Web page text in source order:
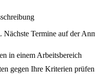
Termine auf der
in einem Arbeitsbereich
gegen Ihre Kriterien prüfen